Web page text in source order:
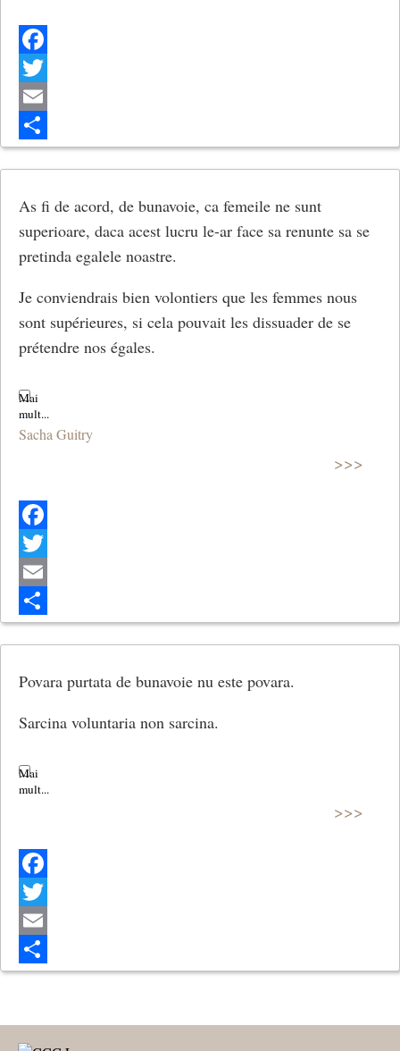
Facebook
Twitter
Email
Share
As fi de acord, de bunavoie, ca femeile ne sunt
superioare, daca acest lucru le-ar face sa renunte sa se
pretinda egalele noastre.
Je conviendrais bien volontiers que les femmes nous
sont supérieures, si cela pouvait les dissuader de se
prétendre nos égales.
Sacha Guitry
>>>
Facebook
Twitter
Email
Share
Povara purtata de bunavoie nu este povara.
Sarcina voluntaria non sarcina.
>>>
Facebook
Twitter
Email
Share